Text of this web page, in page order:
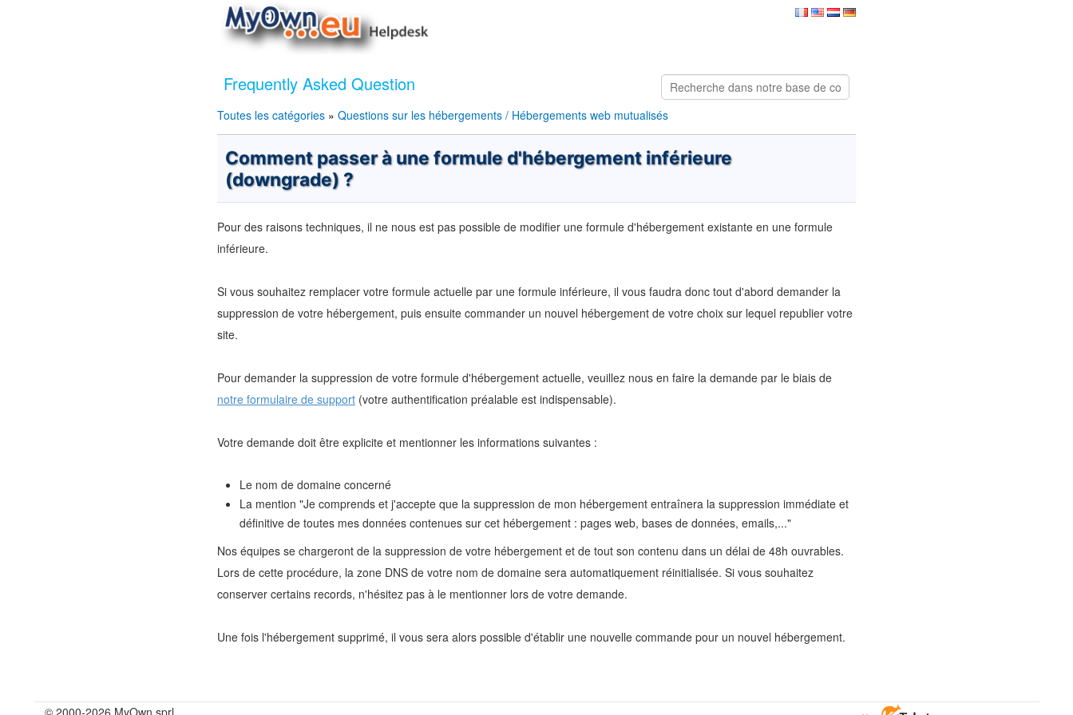
Frequently Asked Question
Toutes les catégories » Questions sur les hébergements / Hébergements web mutualisés
Comment passer à une formule d'hébergement inférieure
(downgrade) ?
Pour des raisons techniques, il ne nous est pas possible de modifier une formule d'hébergement existante en une formule
inférieure.
Si vous souhaitez remplacer votre formule actuelle par une formule inférieure, il vous faudra donc tout d'abord demander la
suppression de votre hébergement, puis ensuite commander un nouvel hébergement de votre choix sur lequel republier votre
site.
Pour demander la suppression de votre formule d'hébergement actuelle, veuillez nous en faire la demande par le biais de
notre formulaire de support (votre authentification préalable est indispensable).
Votre demande doit être explicite et mentionner les informations suivantes :
Le nom de domaine concerné
La mention "Je comprends et j'accepte que la suppression de mon hébergement entraînera la suppression immédiate et
définitive de toutes mes données contenues sur cet hébergement : pages web, bases de données, emails,..."
Nos équipes se chargeront de la suppression de votre hébergement et de tout son contenu dans un délai de 48h ouvrables.
Lors de cette procédure, la zone DNS de votre nom de domaine sera automatiquement réinitialisée. Si vous souhaitez
conserver certains records, n'hésitez pas à le mentionner lors de votre demande.
Une fois l'hébergement supprimé, il vous sera alors possible d'établir une nouvelle commande pour un nouvel hébergement.
© 2000-2026 MyOwn sprl